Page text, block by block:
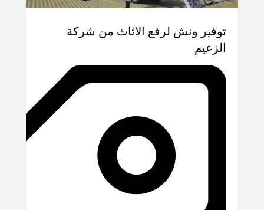
توفير ونش لرفع الاثاث من شركة
الزعيم